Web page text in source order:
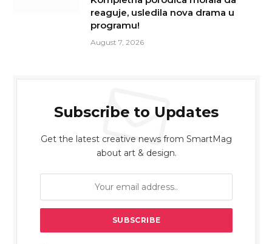
reaguje, usledila nova drama u
programu!
August 7, 2026
Subscribe to Updates
Get the latest creative news from SmartMag
about art & design.